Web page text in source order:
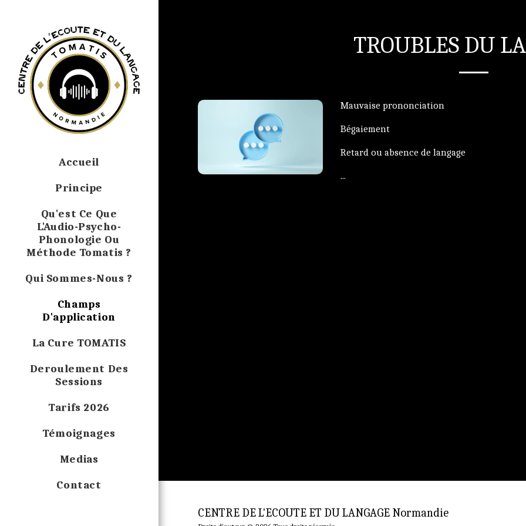
Accueil
Principe
Qu'est Ce Que
L'Audio-Psycho-
Phonologie Ou
Méthode Tomatis ?
Qui Sommes-Nous ?
Champs
D'application
La Cure TOMATIS
Deroulement Des
Sessions
Tarifs 2026
Témoignages
Medias
Contact
TROUBLES DU
Mauvaise prononciation
Bégaiement
Retard ou absence de langage
...
CENTRE DE L'ECOUTE ET DU LANGAGE Normandie